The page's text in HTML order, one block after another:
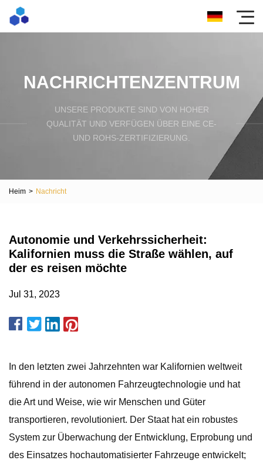
NACHRICHTENZENTRUM
UNSERE PRODUKTE SIND VON HOHER
QUALITÄT UND VERFÜGEN ÜBER EINE CE-
UND ROHS-ZERTIFIZIERUNG.
Heim > Nachricht
Autonomie und Verkehrssicherheit:
Kalifornien muss die Straße wählen, auf
der es reisen möchte
Jul 31, 2023
In den letzten zwei Jahrzehnten war Kalifornien weltweit
führend in der autonomen Fahrzeugtechnologie und hat
die Art und Weise, wie wir Menschen und Güter
transportieren, revolutioniert. Der Staat hat ein robustes
System zur Überwachung der Entwicklung, Erprobung und
des Einsatzes hochautomatisierter Fahrzeuge entwickelt;